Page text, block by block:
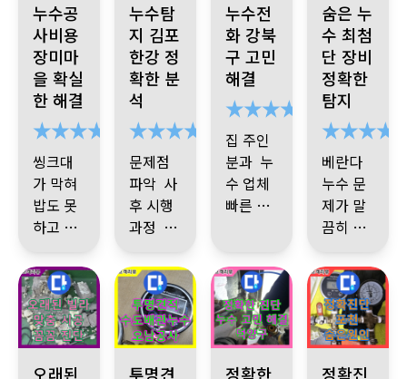
서 비용
부담도
적었고
요.”
여러가
지로 많
은 도움
주셔서
감사합
소개하
고 싶은
곳
거 같은
능력자
공사비
가 하나
도 아깝
지 않았
습니다.
다.
누수공
사비용
장미마
을 확실
한 해결
씽크대
가 막혀
밥도 못
하고 심
까지 나
서 너무
불편해
서
아 의뢰
했는데
그간 쌓
였던 오
속 시 원
누수탐
지 김포
한강 정
확한 분
석
문제점
파악 사
후 시행
과정 설
움 되었
습니다
감사합
니다.
누수전
화 강북
구 고민
해결
집 주인
분과 누
수 업체
빠른 공
했던
감사합
니다.
숨은 누
수 최첨
단 장비
정확한
탐지
베란다
누수 문
제가 말
끔히 해
너무 깔
끔 하게
마무리
해주셔
여기 기
오래된
투명견
정확한
정확진